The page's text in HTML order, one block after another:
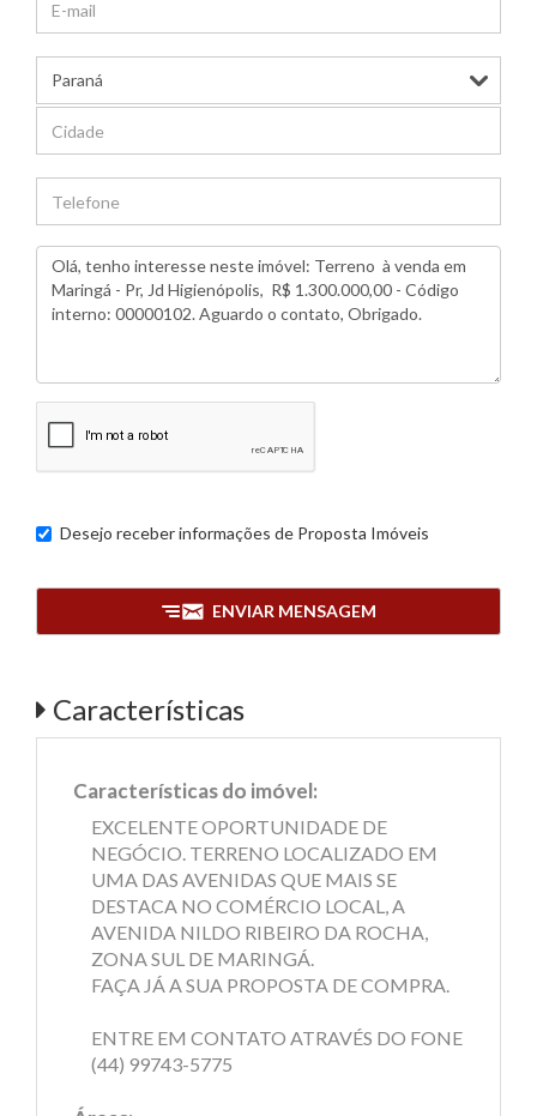
Desejo receber informações de Proposta Imóveis
ENVIAR MENSAGEM
Características
Características do imóvel:
EXCELENTE OPORTUNIDADE DE
NEGÓCIO. TERRENO LOCALIZADO EM
UMA DAS AVENIDAS QUE MAIS SE
DESTACA NO COMÉRCIO LOCAL, A
AVENIDA NILDO RIBEIRO DA ROCHA,
ZONA SUL DE MARINGÁ.
FAÇA JÁ A SUA PROPOSTA DE COMPRA.
ENTRE EM CONTATO ATRAVÉS DO FONE
(44) 99743-5775